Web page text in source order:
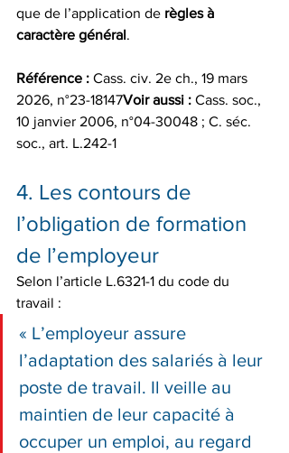
que de l’application de règles à
caractère général.
Référence : Cass. civ. 2e ch., 19 mars
2026, n°23-18147Voir aussi : Cass. soc.,
10 janvier 2006, n°04-30048 ; C. séc.
soc., art. L.242-1
4. Les contours de
l’obligation de formation
de l’employeur
Selon l’article L.6321-1 du code du
travail :
« L’employeur assure
l’adaptation des salariés à leur
poste de travail. Il veille au
maintien de leur capacité à
occuper un emploi, au regard